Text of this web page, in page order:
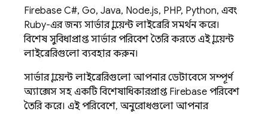
Firebase C#, Go, Java, Node.js, PHP, Python, এবং
Ruby-এর জন্য সার্ভার ক্লায়েন্ট লাইব্রেরি সমর্থন করে।
বিশেষ সুবিধাপ্রাপ্ত সার্ভার পরিবেশ তৈরি করতে এই ক্লায়েন্ট
লাইব্রেরিগুলো ব্যবহার করুন।
সার্ভার ক্লায়েন্ট লাইব্রেরিগুলো আপনার ডেটাবেসে সম্পূর্ণ
অ্যাক্সেস সহ একটি বিশেষাধিকারপ্রাপ্ত Firebase পরিবেশ
তৈরি করে। এই পরিবেশে, অনুরোধগুলো আপনার